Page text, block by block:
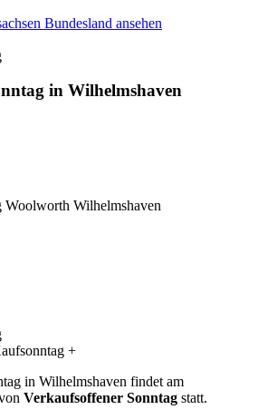
Bundesland ansehen
in Wilhelmshaven
Woolworth Wilhelmshaven
+
in Wilhelmshaven findet am
Verkaufsoffener Sonntag statt.